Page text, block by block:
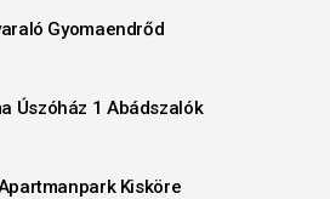
Gyomaendrőd
Úszóház 1 Abádszalók
Kisköre